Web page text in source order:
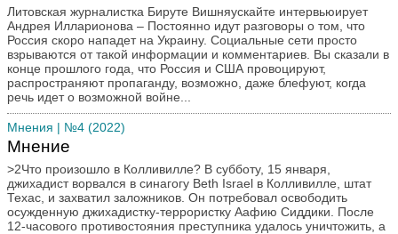
Литовская журналистка Бируте Вишняускайте интервьюирует
Андрея Илларионова – Постоянно идут разговоры о том, что
Россия скоро нападет на Украину. Социальные сети просто
взрываются от такой информации и комментариев. Вы сказали в
конце прошлого года, что Россия и США провоцируют,
распространяют пропаганду, возможно, даже блефуют, когда
речь идет о возможной войне...
Мнения | №4 (2022)
Мнение
>2Что произошло в Колливилле? В субботу, 15 января,
джихадист ворвался в синагогу Beth Israel в Колливилле, штат
Техас, и захватил заложников. Он потребовал освободить
осужденную джихадистку-террористку Аафию Сиддики. После
12-часового противостояния преступника удалось уничтожить, а